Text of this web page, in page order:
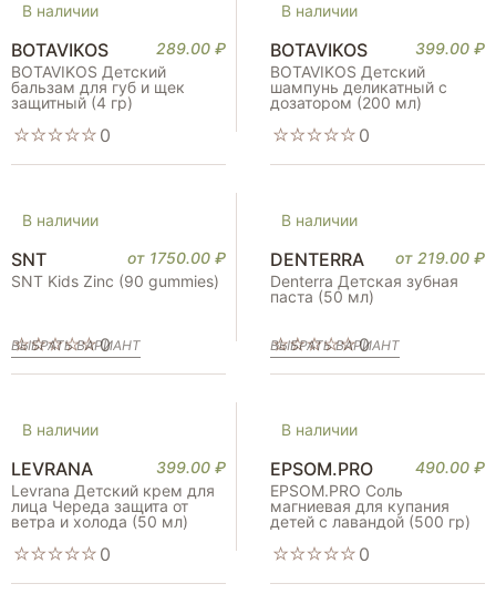
L'il Critters
Life Extension
Little DaVinci
Little Remedies
LoveBug
MegaFood
Natural Vitality
Nature's Way
Natures Plus
NOW
Olimp
Orzax
Proper Vit
RC Farma
Real Health
Rossinka
Sambucol
Seeking Health
Smartlife
SNT
Solaray
Solgar
В наличии
BOTAVIKOS 289.00 ₽
BOTAVIKOS Детский
бальзам для губ и щек
защитный (4 гр)
0
В наличии
BOTAVIKOS 399.00 ₽
BOTAVIKOS Детский
шампунь деликатный с
дозатором (200 мл)
0
В наличии
SNT от 1750.00 ₽
SNT Kids Zinc (90 gummies)
0
ВЫБРАТЬ ВАРИАНТ
В наличии
DENTERRA от 219.00 ₽
Denterra Детская зубная
паста (50 мл)
0
ВЫБРАТЬ ВАРИАНТ
В наличии
LEVRANA 399.00 ₽
Levrana Детский крем для
лица Череда защита от
ветра и холода (50 мл)
0
В наличии
EPSOM.PRO 490.00 ₽
EPSOM.PRO Соль
магниевая для купания
детей с лавандой (500 гр)
0